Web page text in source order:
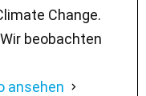
Change.
beobachten
ansehen